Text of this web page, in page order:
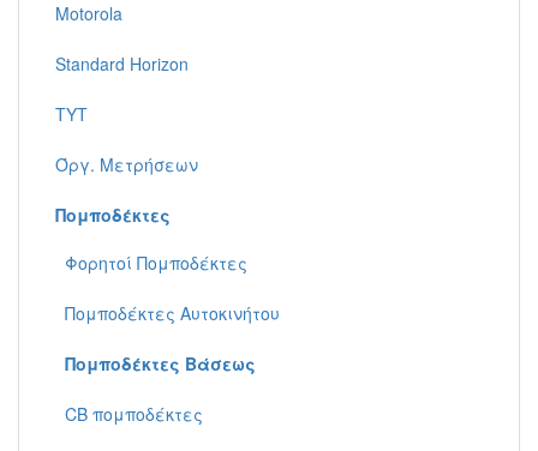
Motorola
Standard Horizon
TYT
Όργ. Μετρήσεων
Πομποδέκτες
Φορητoί Πομποδέκτες
Πομποδέκτες Aυτοκινήτου
Πομποδέκτες Βάσεως
CB πομποδέκτες